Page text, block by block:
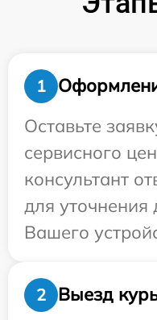
1
Оставьте
сервисного
консультант
для уточнения
Вашего
2
Выезд